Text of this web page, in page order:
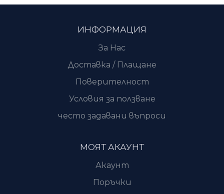
ИНФОРМАЦИЯ
За Нас
Доставка / Плащане
Поверителност
Условия за ползване
често задавани въпроси
МОЯТ АКАУНТ
Акаунт
Поръчки